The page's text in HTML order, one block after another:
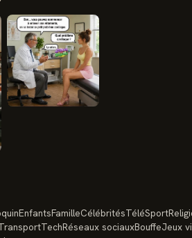
EnfantsFamilleCélébritésTéléSport
TechRéseaux sociauxBouffeJeux